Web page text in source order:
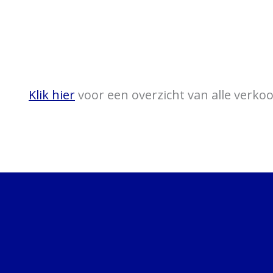
Klik hiervoor een overzicht van alle